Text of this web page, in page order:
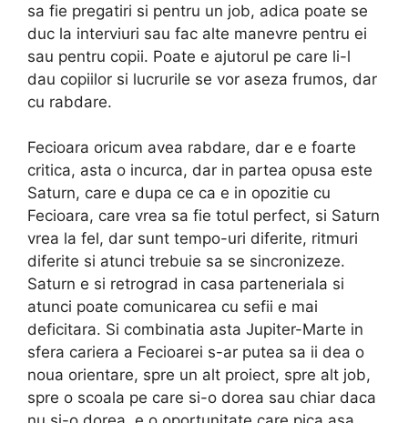
sa fie pregatiri si pentru un job, adica poate se
duc la interviuri sau fac alte manevre pentru ei
sau pentru copii. Poate e ajutorul pe care li-l
dau copiilor si lucrurile se vor aseza frumos, dar
cu rabdare.
Fecioara oricum avea rabdare, dar e e foarte
critica, asta o incurca, dar in partea opusa este
Saturn, care e dupa ce ca e in opozitie cu
Fecioara, care vrea sa fie totul perfect, si Saturn
vrea la fel, dar sunt tempo-uri diferite, ritmuri
diferite si atunci trebuie sa se sincronizeze.
Saturn e si retrograd in casa parteneriala si
atunci poate comunicarea cu sefii e mai
deficitara. Si combinatia asta Jupiter-Marte in
sfera cariera a Fecioarei s-ar putea sa ii dea o
noua orientare, spre un alt proiect, spre alt job,
spre o scoala pe care si-o dorea sau chiar daca